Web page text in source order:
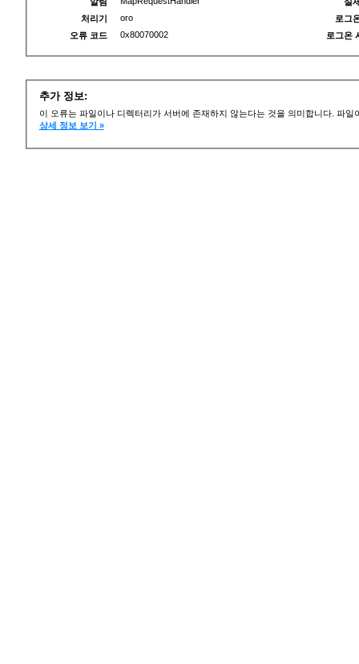
처리기
oro
오류 코드
0x80070002
로그
로그온
추가 정보:
이 오류는 파일이나 디렉터리가 서버에 존재하지 않는다는 것을 의미합니다. 파
상세 정보 보기 »